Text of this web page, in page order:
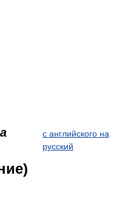
с английского на
русский